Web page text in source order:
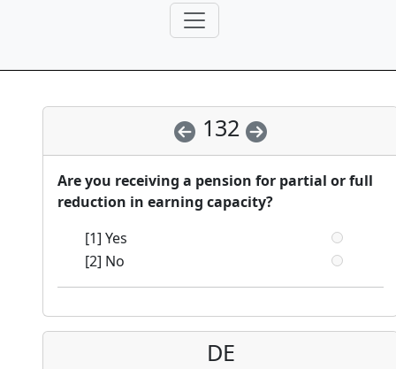
132
Are you receiving a pension for partial or full
reduction in earning capacity?
[1] Yes
[2] No
DE